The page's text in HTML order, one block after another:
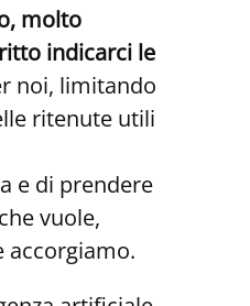
molto
indicarci le
noi, limitando
ritenute utili
e di prendere
vuole,
accorgiamo.